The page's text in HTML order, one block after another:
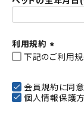
利用規約
(
須
)
下記のご利用
会員規約に同
個人情報保護